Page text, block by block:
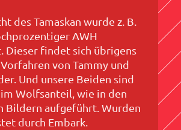
des Tamaskan wurde z. B.
AWH
Dieser findet sich übrigens
von Tammy und
Und unsere Beiden sind
Wolfsanteil, wie in den
Bildern aufgeführt. Wurden
durch Embark.